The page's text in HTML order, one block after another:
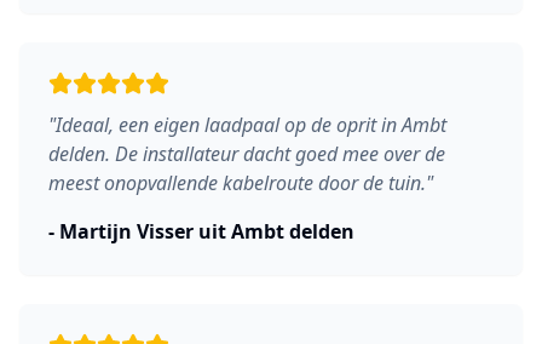
"Ideaal, een eigen laadpaal op de oprit in Ambt
delden. De installateur dacht goed mee over de
meest onopvallende kabelroute door de tuin."
- Martijn Visser uitAmbt delden